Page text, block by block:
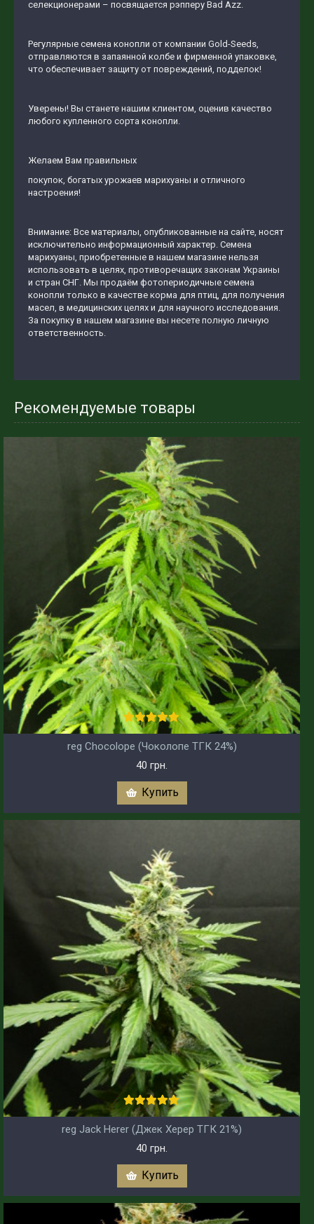
селекционерами – посвящается рэпперу Bad Azz.
Регулярные семена конопли от компании Gold-Seeds,
отправляются в запаянной колбе и фирменной упаковке,
что обеспечивает защиту от повреждений, подделок!
Уверены! Вы станете нашим клиентом, оценив качество
любого купленного сорта конопли.
Желаем Вам правильных
покупок, богатых урожаев марихуаны и отличного
настроения!
Внимание: Все материалы, опубликованные на сайте, носят
исключительно информационный характер. Семена
марихуаны, приобретенные в нашем магазине нельзя
использовать в целях, противоречащих законам Украины
и стран СНГ. Мы продаём фотопериодичные семена
конопли только в качестве корма для птиц, для получения
масел, в медицинских целях и для научного исследования.
За покупку в нашем магазине вы несете полную личную
ответственность.
Рекомендуемые товары
reg Chocolope (Чоколопе ТГК 24%)
40 грн.
Купить
reg Jack Herer (Джек Херер ТГК 21%)
40 грн.
Купить